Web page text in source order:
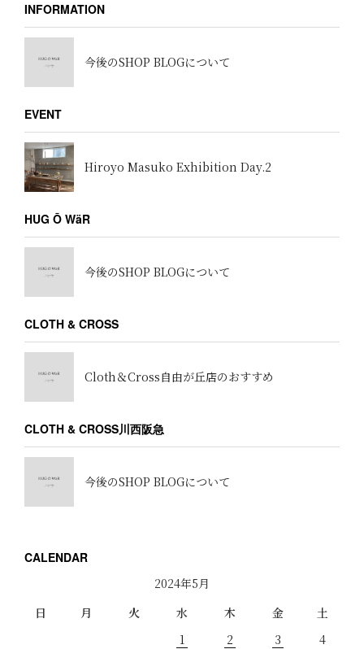
INFORMATION
今後のSHOP BLOGについて
EVENT
Hiroyo Masuko Exhibition Day.2
HUG Ō WäR
今後のSHOP BLOGについて
CLOTH & CROSS
Cloth＆Cross自由が丘店のおすすめ
CLOTH & CROSS川西阪急
今後のSHOP BLOGについて
CALENDAR
2024年5月
日
月 火 水 木 金
土
1
2 3
4